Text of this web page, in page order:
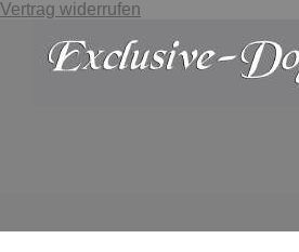
Vertrag widerrufen